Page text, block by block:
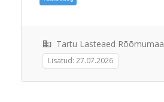
Tartu Lasteaed Rõõmumaa
Lisatud: 27.07.2026